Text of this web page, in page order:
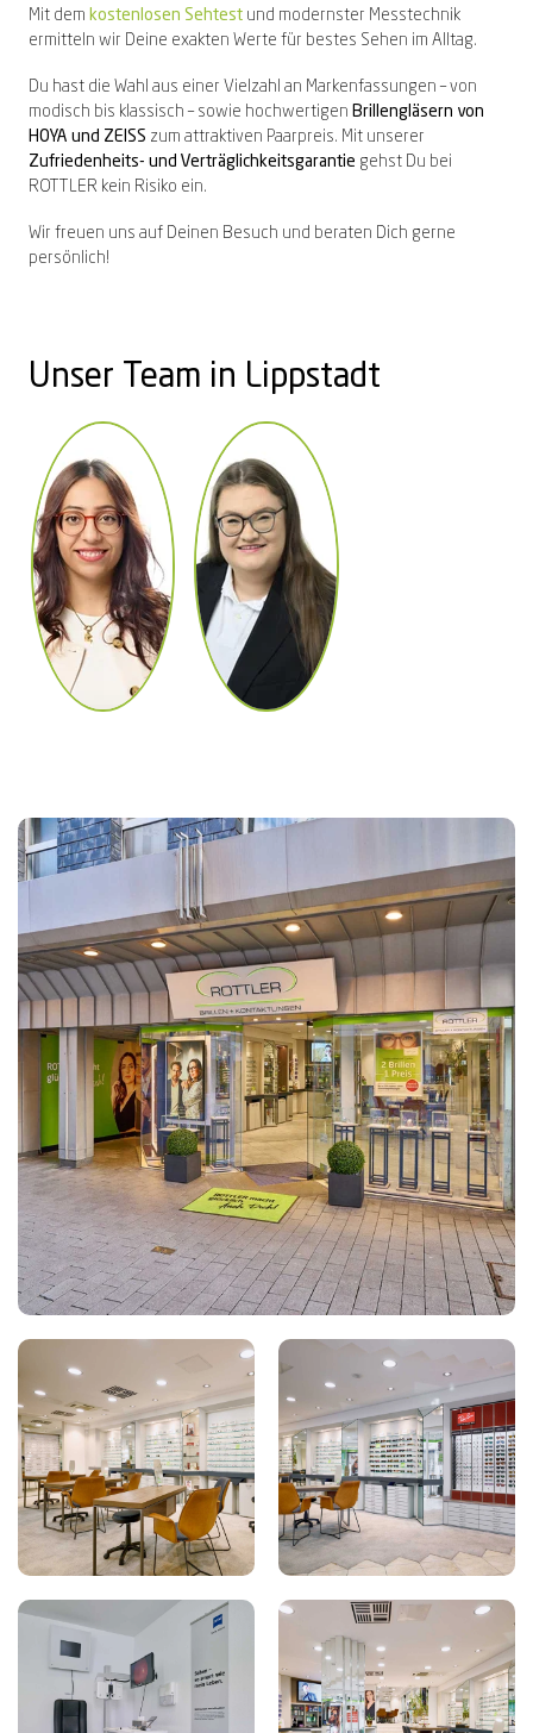
Mit dem kostenlosen Sehtest und modernster Messtechnik
ermitteln wir Deine exakten Werte für bestes Sehen im Alltag.
Du hast die Wahl aus einer Vielzahl an Markenfassungen – von
modisch bis klassisch – sowie hochwertigen Brillengläsern von
HOYA und ZEISS zum attraktiven Paarpreis. Mit unserer
Zufriedenheits- und Verträglichkeitsgarantie gehst Du bei
ROTTLER kein Risiko ein.
Wir freuen uns auf Deinen Besuch und beraten Dich gerne
persönlich!
Unser Team in Lippstadt